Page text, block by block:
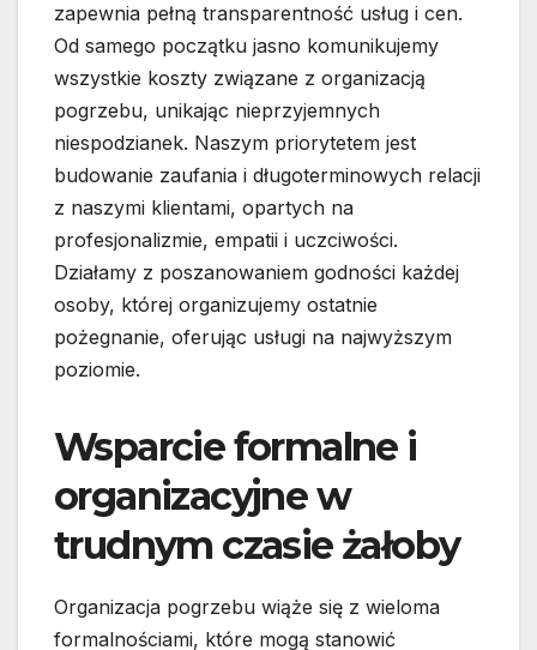
zapewnia pełną transparentność usług i cen.
Od samego początku jasno komunikujemy
wszystkie koszty związane z organizacją
pogrzebu, unikając nieprzyjemnych
niespodzianek. Naszym priorytetem jest
budowanie zaufania i długoterminowych relacji
z naszymi klientami, opartych na
profesjonalizmie, empatii i uczciwości.
Działamy z poszanowaniem godności każdej
osoby, której organizujemy ostatnie
pożegnanie, oferując usługi na najwyższym
poziomie.
Wsparcie formalne i
organizacyjne w
trudnym czasie żałoby
Organizacja pogrzebu wiąże się z wieloma
formalnościami, które mogą stanowić